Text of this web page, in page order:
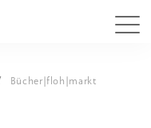
Bücher|floh|markt